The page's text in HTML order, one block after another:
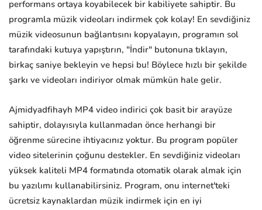
performans ortaya koyabilecek bir kabiliyete sahiptir. Bu
programla müzik videoları indirmek çok kolay! En sevdiğiniz
müzik videosunun bağlantısını kopyalayın, programın sol
tarafındaki kutuya yapıştırın, "İndir" butonuna tıklayın,
birkaç saniye bekleyin ve hepsi bu! Böylece hızlı bir şekilde
şarkı ve videoları indiriyor olmak mümkün hale gelir.
Ajmidyadfihayh MP4 video indirici çok basit bir arayüze
sahiptir, dolayısıyla kullanmadan önce herhangi bir
öğrenme sürecine ihtiyacınız yoktur. Bu program popüler
video sitelerinin çoğunu destekler. En sevdiğiniz videoları
yüksek kaliteli MP4 formatında otomatik olarak almak için
bu yazılımı kullanabilirsiniz. Program, onu internet'teki
ücretsiz kaynaklardan müzik indirmek için en iyi